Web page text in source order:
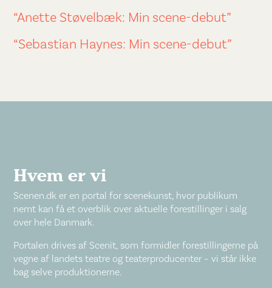
“Anette Støvelbæk: Min scene-debut”
“Sebastian Haynes: Min scene-debut”
Hvem er vi
Scenen.dk er en portal for scenekunst, hvor publikum
nemt kan få et overblik over aktuelle forestillinger i salg
over hele Danmark.
Portalen drives af Scenit, som formidler forestillingerne på
vegne af landets teatre og teaterproducenter – vi står ikke
bag selve produktionerne.